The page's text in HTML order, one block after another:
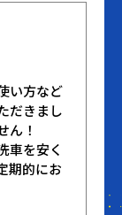
い方など
だきまし
ん！
車を安く
期的にお